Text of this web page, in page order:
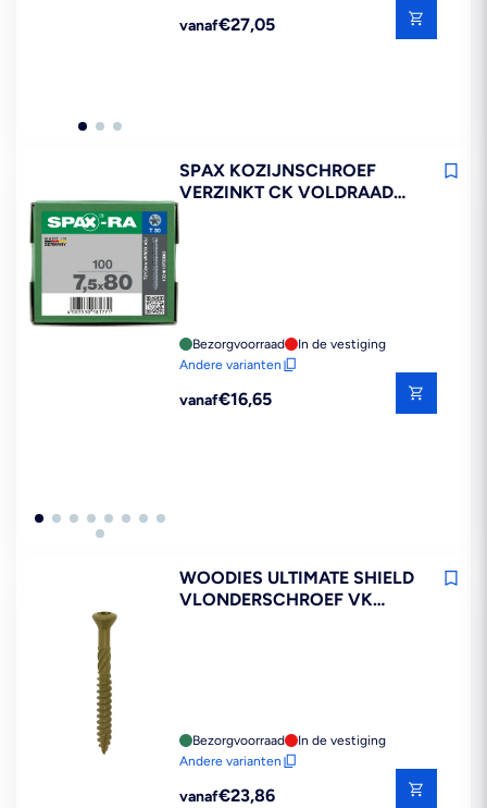
Reguliere
vanaf€27,05
SPAX KOZIJNSCHROEF
VERZINKT CK VOLDRAAD
T30 100ST
Bezorgvoorraad
In de vestiging
Andere varianten
Reguliere
vanaf€16,65
WOODIES ULTIMATE SHIELD
VLONDERSCHROEF VK
Bezorgvoorraad
In de vestiging
Andere varianten
Reguliere
vanaf€23,86